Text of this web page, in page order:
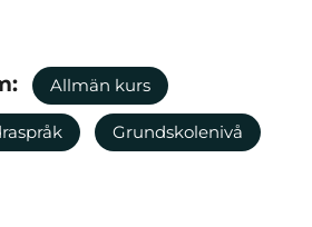
Allmän kurs
Grundskolenivå